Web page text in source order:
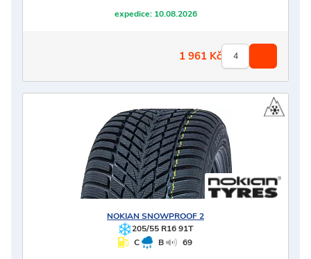
expedice:10.08.2026
1 961 Kč
NOKIAN SNOWPROOF 2
205/55 R16 91T
C
B 69